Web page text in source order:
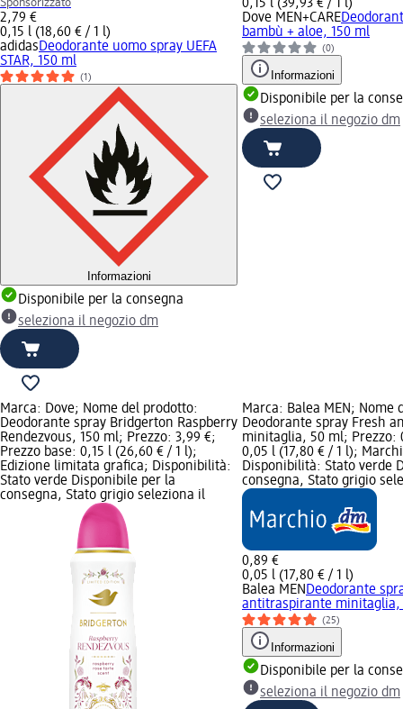
Sponsorizzato
2,79 €
0,15 l (18,60 € / 1 l)
adidasDeodorante uomo spray UEFA
STAR, 150 ml
(1)
Informazioni
Disponibile per la consegna
seleziona il negozio dm
0,15 l (39,93 € / 1 l)
Dove MEN+CARE
bambù + aloe, 150 ml
(0)
Informazioni
Disponibile per la
seleziona il negozio dm
Marca: Dove; Nome del prodotto:
Deodorante spray Bridgerton Raspberry
Rendezvous, 150 ml; Prezzo: 3,99 €;
Prezzo base: 0,15 l (26,60 € / 1 l);
Edizione limitata grafica; Disponibilità:
Stato verde Disponibile per la
consegna, Stato grigio seleziona il
Marca: Balea MEN; Nome
Deodorante spray Fresh
minitaglia, 50 ml; Prezzo:
0,05 l (17,80 € / 1 l);
Disponibilità: Stato verde
consegna, Stato grigio
0,89 €
0,05 l (17,80 € / 1 l)
Balea MEN Deodorante
antitraspirante minitaglia,
(25)
Informazioni
Disponibile per la
seleziona il negozio dm